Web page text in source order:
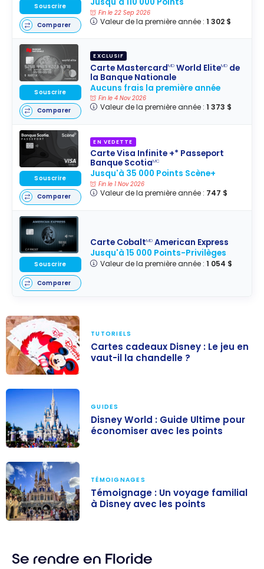
Fin le 22 Sep 2026
Valeur de la première année : 1 302 $
Souscrire
Comparer
EXCLUSIF
Carte MastercardMD World EliteMD de
la Banque Nationale
Aucuns frais la première année
Fin le 4 Nov 2026
Valeur de la première année : 1 373 $
Souscrire
Comparer
EN VEDETTE
Carte Visa Infinite +* Passeport
Banque ScotiaMC
Jusqu'à 35 000 Points Scène+
Fin le 1 Nov 2026
Valeur de la première année : 747 $
Souscrire
Comparer
Carte CobaltMD American Express
Jusqu'à 15 000 Points-Privilèges
Valeur de la première année : 1 054 $
Souscrire
Comparer
Disney : Le jeu
en vaut-il la
chandelle ?
TUTORIELS
Cartes cadeaux Disney : Le jeu en
vaut-il la chandelle ?
Guide Ultime
pour
économiser
avec les points
GUIDES
Disney World : Guide Ultime pour
économiser avec les points
familial à
TÉMOIGNAGES
Témoignage : Un voyage familial
à Disney avec les points
Se rendre en Floride